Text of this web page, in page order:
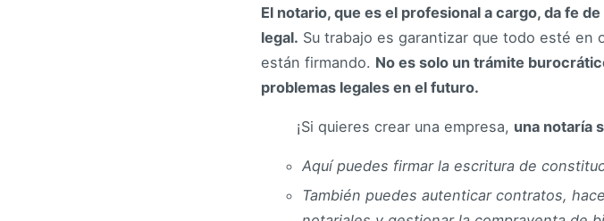
El notario, que es el profesional a cargo, da fe
legal. Su trabajo es garantizar que todo esté en
están firmando. No es solo un trámite
problemas legales en el futuro.
¡Si quieres crear una empresa, una notaría
Aquí puedes firmar la escritura de
También puedes autenticar contratos,